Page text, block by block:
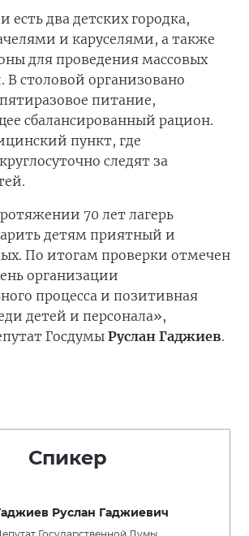
есть два детских городка,
и каруселями, а также
для проведения массовых
столовой организовано
питание,
сбалансированный рацион.
пункт, где
следят за
70 лет лагерь
детям приятный и
По итогам проверки отмечен
организации
процесса и позитивная
детей и персонала»,
Госдумы Руслан Гаджиев.
Спикер
Руслан Гаджиевич